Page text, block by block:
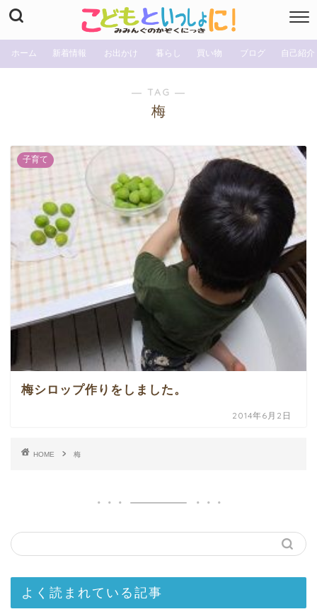
ホーム 新着情報 お出かけ 暮らし 買い物 ブログ 自己紹介
― TAG ―
梅
子育て
梅シロップ作りをしました。
2014年6月2日
HOME 梅
よく読まれている記事